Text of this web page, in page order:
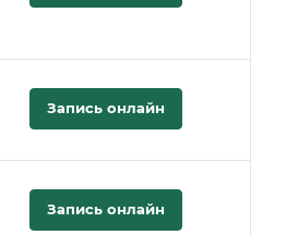
Запись онлайн
Запись онлайн